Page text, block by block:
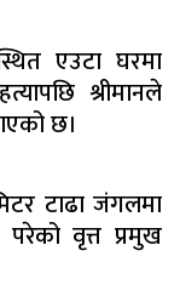
एउटा घरमा
श्रीमानले
छ।
टाढा जंगलमा
वृत्त प्रमुख